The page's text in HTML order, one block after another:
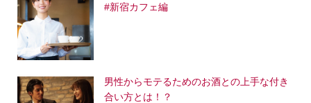
#新宿カフェ編
男性からモテるためのお酒との上手な付き
合い方とは！？